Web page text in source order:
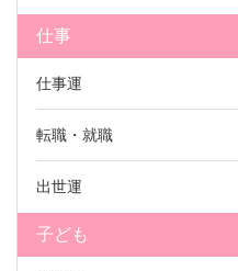
仕事
仕事運
転職・就職
出世運
子ども